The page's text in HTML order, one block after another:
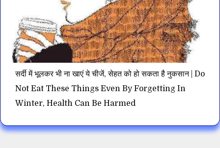
सर्दी में भूलकर भी ना खाएं ये चीजें, सेहत को हो सकता है नुकसान | Do
Not Eat These Things Even By Forgetting In
Winter, Health Can Be Harmed